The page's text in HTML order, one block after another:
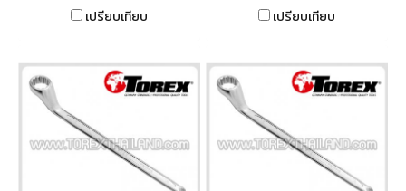
เปรียบเทียบ
เปรียบเทียบ